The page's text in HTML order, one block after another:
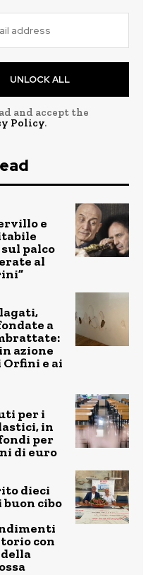
UNLOCK ALL
and accept the
Policy.
e
palco
al
a
azione
e ai
per i
in
per
di euro
dieci
cibo
con
della